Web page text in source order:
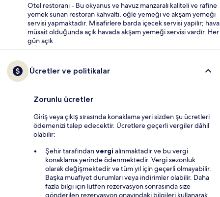
Otel restoranı - Bu okyanus ve havuz manzaralı kaliteli ve rafine
yemek sunan restoran kahvaltı, öğle yemeği ve akşam yemeği
servisi yapmaktadır. Misafirlere barda içecek servisi yapılır; hava
müsait olduğunda açık havada akşam yemeği servisi vardır. Her
gün açık
Ücretler ve politikalar
Zorunlu ücretler
Giriş veya çıkış sırasında konaklama yeri sizden şu ücretleri
ödemenizi talep edecektir. Ücretlere geçerli vergiler dâhil
olabilir:
Şehir tarafındanvergi alınmaktadır ve bu vergi
konaklama yerinde ödenmektedir. Vergi sezonluk
olarak değişmektedir ve tüm yıl için geçerli olmayabilir.
Başka muafiyet durumları veya indirimler olabilir. Daha
fazla bilgi için lütfen rezervasyon sonrasında size
gönderilen rezervasyon onayındaki bilgileri kullanarak